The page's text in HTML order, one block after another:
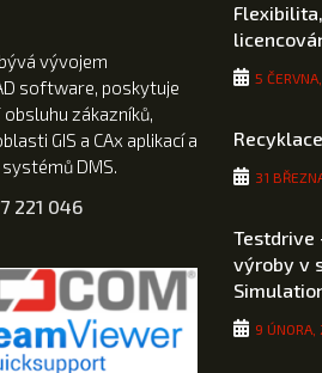
vývojem
software, poskytuje
obsluhu zákazníků,
GIS a CAx aplikací a
DMS.
221 046
5
31
Testdrive
výroby v
9